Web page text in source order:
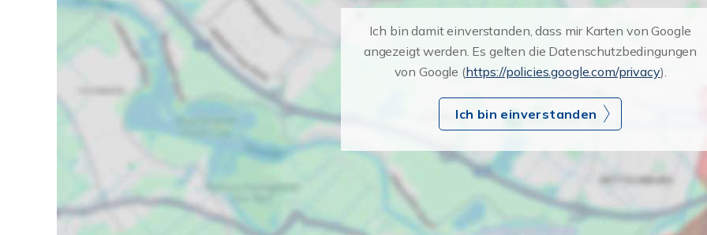
Ich bin damit einverstanden, dass mir Karten von Google
angezeigt werden. Es gelten die Datenschutzbedingungen
von Google (https://policies.google.com/privacy).
Ich bin einverstanden